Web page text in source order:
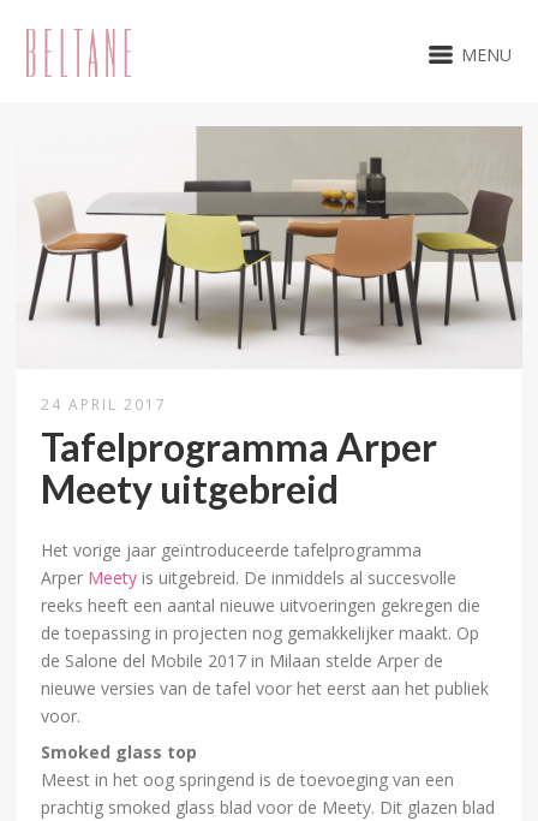
MENU
24 APRIL 2017
Tafelprogramma Arper
Meety uitgebreid
Het vorige jaar geïntroduceerde tafelprogramma
Arper Meety is uitgebreid. De inmiddels al succesvolle
reeks heeft een aantal nieuwe uitvoeringen gekregen die
de toepassing in projecten nog gemakkelijker maakt. Op
de Salone del Mobile 2017 in Milaan stelde Arper de
nieuwe versies van de tafel voor het eerst aan het publiek
voor.
Smoked glass top
Meest in het oog springend is de toevoeging van een
prachtig smoked glass blad voor de Meety. Dit glazen blad